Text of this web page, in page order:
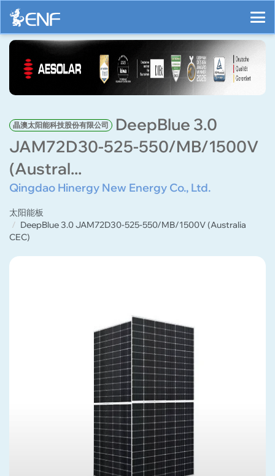
晶澳太阳能科技股份有限公司
DeepBlue 3.0
JAM72D30-525-550/MB/1500V
(Austral...
Qingdao Hinergy New Energy Co., Ltd.
太阳能板
DeepBlue 3.0 JAM72D30-525-550/MB/1500V (Australia
CEC)